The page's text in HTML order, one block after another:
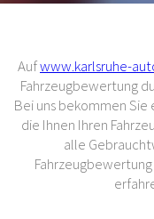
Aufwww.karlsruhe-
Fahrzeugbewertung
Bei uns bekommen
die Ihnen Ihren
alle